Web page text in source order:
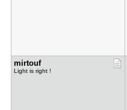
mirtouf
Light is right !